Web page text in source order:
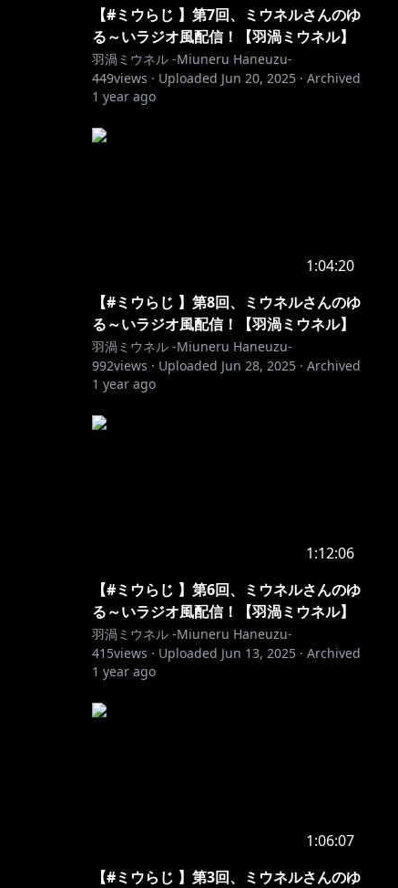
【#ミウらじ 】第7回、ミウネルさんのゆ
る～いラジオ風配信！【羽渦ミウネル】
羽渦ミウネル -Miuneru Haneuzu-
449views · Uploaded Jun 20, 2025 · Archived
1 year ago
1:04:20
【#ミウらじ 】第8回、ミウネルさんのゆ
る～いラジオ風配信！【羽渦ミウネル】
羽渦ミウネル -Miuneru Haneuzu-
992views · Uploaded Jun 28, 2025 · Archived
1 year ago
1:12:06
【#ミウらじ 】第6回、ミウネルさんのゆ
る～いラジオ風配信！【羽渦ミウネル】
羽渦ミウネル -Miuneru Haneuzu-
415views · Uploaded Jun 13, 2025 · Archived
1 year ago
1:06:07
【#ミウらじ 】第3回、ミウネルさんのゆ